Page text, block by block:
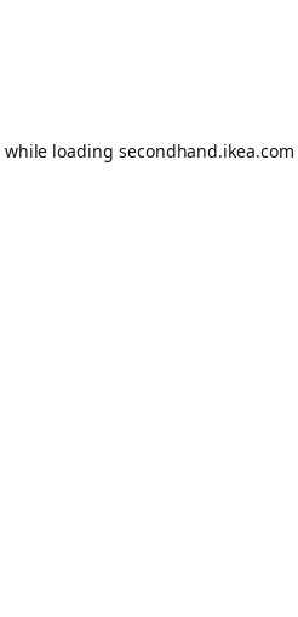
while loading secondhand.ikea.com